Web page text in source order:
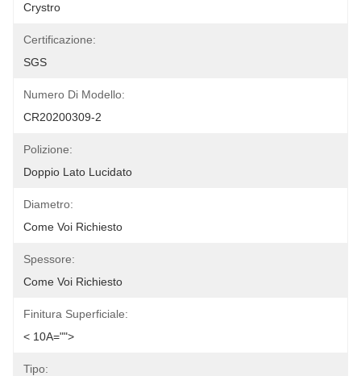
Crystro
Certificazione:
SGS
Numero Di Modello:
CR20200309-2
Polizione:
Doppio Lato Lucidato
Diametro:
Come Voi Richiesto
Spessore:
Come Voi Richiesto
Finitura Superficiale:
< 10A="">
Tipo: